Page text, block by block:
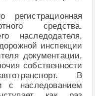
средства.
наследодателя,
инспекции
документации,
собственности
В
с наследованием